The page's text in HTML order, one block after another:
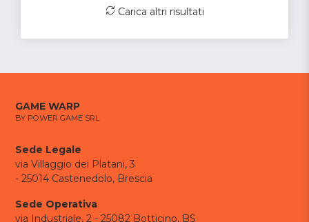
Carica altri risultati
GAME WARP
BY POWER GAME SRL
Sede Legale
via Villaggio dei Platani, 3
- 25014 Castenedolo, Brescia
Sede Operativa
via Industriale, 2 - 25082 Botticino, BS